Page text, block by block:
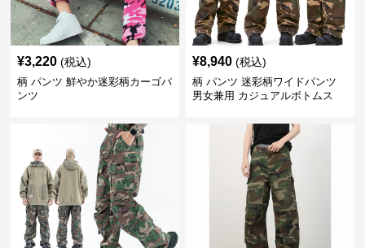
¥3,220 (税込)
柄 パンツ 鮮やか迷彩柄カーゴパ
ンツ
¥8,940 (税込)
柄 パンツ 迷彩柄ワイドパンツ
男女兼用 カジュアルボトムス